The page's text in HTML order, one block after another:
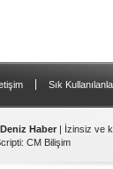
Sık
Deniz Haber | İzinsiz ve
: CM Bilişim